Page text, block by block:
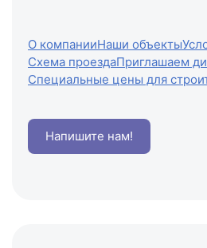
О компанииНаши объекты
Схема проездаПриглашаем
Специальные цены для
Напишите нам!